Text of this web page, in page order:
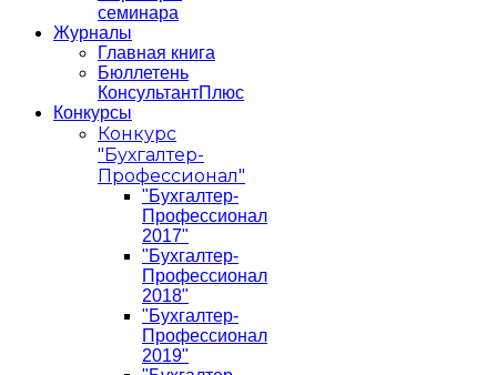
семинара
Журналы
Главная книга
Бюллетень
КонсультантПлюс
Конкурсы
Конкурс
"Бухгалтер-
Профессионал"
"Бухгалтер-
Профессионал
2017"
"Бухгалтер-
Профессионал
2018"
"Бухгалтер-
Профессионал
2019"